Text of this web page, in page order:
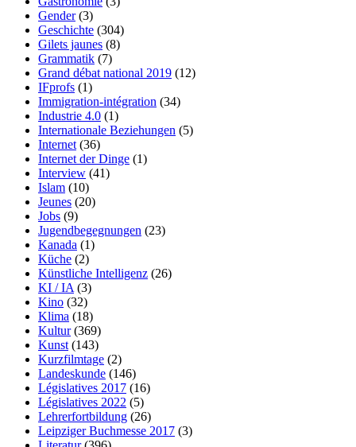
Gender(3)
Geschichte (304)
Gilets jaunes (8)
Grammatik (7)
Grand débat national 2019 (12)
IFprofs (1)
Immigration-intégration (34)
Industrie 4.0 (1)
Internationale Beziehungen (5)
Internet (36)
Internet der Dinge (1)
Interview (41)
Islam (10)
Jeunes (20)
Jobs (9)
Jugendbegegnungen (23)
Kanada (1)
Küche (2)
Künstliche Intelligenz (26)
KI / IA (3)
Kino (32)
Klima (18)
Kultur(369)
Kunst (143)
Kurzfilmtage (2)
Landeskunde (146)
Législatives 2017 (16)
Législatives 2022 (5)
Lehrerfortbildung (26)
Leipziger Buchmesse 2017 (3)